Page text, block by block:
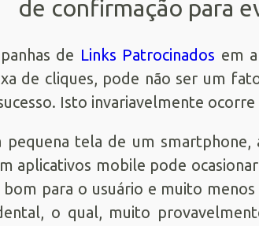
de confirmação para
de Links Patrocinados em
de cliques, pode não ser um
Isto invariavelmente
pequena tela de um
aplicativos mobile pode
bom para o usuário e muito
o qual, muito